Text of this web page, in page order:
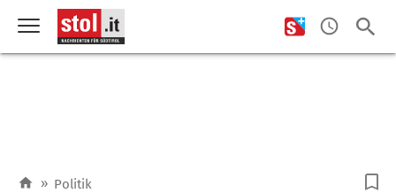
» Politik